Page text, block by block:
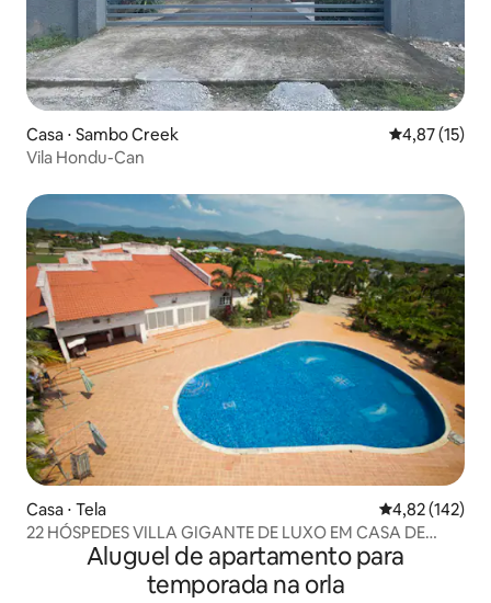
Casa ⋅ Sambo Creek 4,87 de uma
4,87 (15)
Vila Hondu-Can
Casa ⋅ Tela 4,82 de uma
4,82 (142)
22 HÓSPEDES VILLA GIGANTE DE LUXO EM CASA DE
PRAIA_TELAAluguel de apartamento para
temporada na orla